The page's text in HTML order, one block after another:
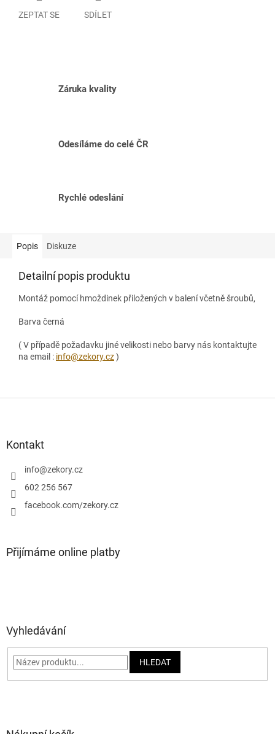
ZEPTAT SE SDÍLET
Záruka kvality
Odesíláme do celé ČR
Rychlé odeslání
Popis Diskuze
Detailní popis produktu
Montáž pomocí hmoždinek přiložených v balení včetně šroubů,
Barva černá
( V případě požadavku jiné velikosti nebo barvy nás kontaktujte
na email : info@zekory.cz)
Kontakt
info@zekory.cz
602 256 567
facebook.com/zekory.cz
Přijímáme online platby
Vyhledávání
HLEDAT